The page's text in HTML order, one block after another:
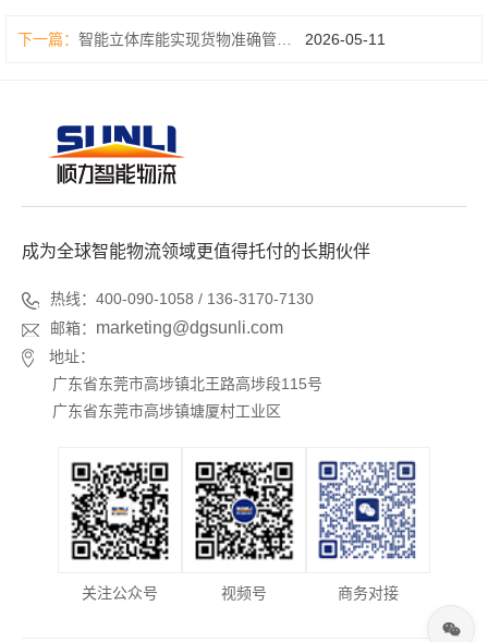
下一篇： 2026-05-11
成为全球智能物流领域更值得托付的长期伙伴
热线：400-090-1058 / 136-3170-7130
邮箱： marketing@dgsunli.com
地址：
广东省东莞市高埗镇北王路高埗段115号
广东省东莞市高埗镇塘厦村工业区
关注公众号 视频号 商务对接